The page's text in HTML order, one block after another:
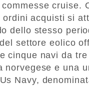
cruise.
acquisti si
dello stesso
settore eolico
cinque navi da
norvegese e una
Navy,